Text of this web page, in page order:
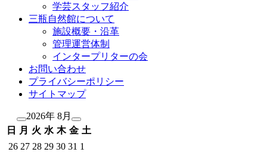
学芸スタッフ紹介
三瓶自然館について
施設概要・沿革
管理運営体制
インタープリターの会
お問い合わせ
プライバシーポリシー
サイトマップ
2026年 8月
日
月 火 水 木 金 土
26 27 28 29 30 31 1